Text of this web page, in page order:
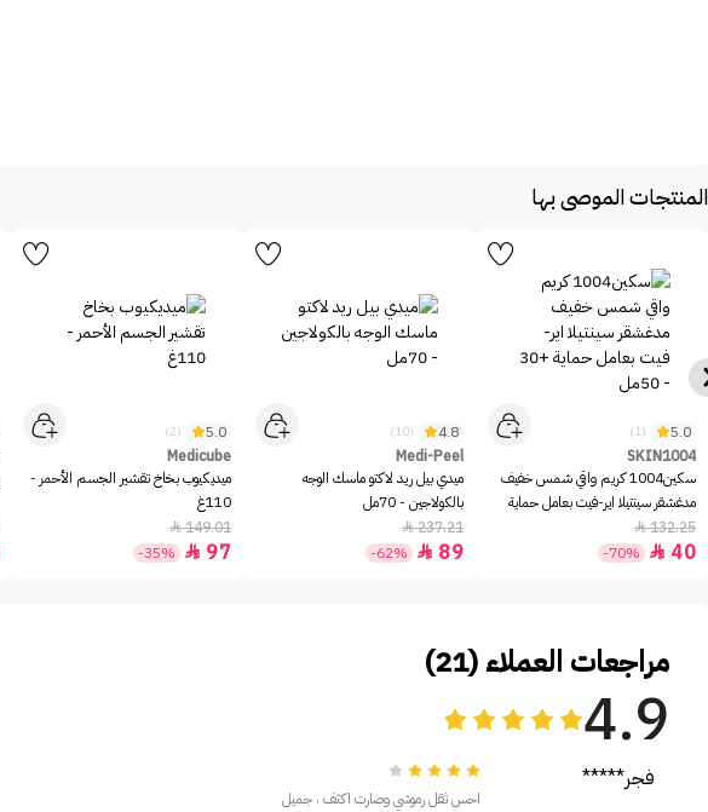
المنتجات الموصى بها
5.0
(1)
SKIN1004
سكين1004 كريم واقي شمس خفيف
مدغشقر سينتيلا اير-فيت بعامل حماية
+30 - 50مل
132.25

40

-70%
4.8
(10)
Medi-Peel
ميدي بيل ريد لاكتو ماسك الوجه
بالكولاجين - 70مل
237.21

89

-62%
5.0
(2)
Medicube
ميديكيوب بخاخ تقشير الجسم الأحمر -
110غ
149.01

97

-35%
مراجعات العملاء (21)
4.9
فجر*****
احس ثقل رموشي وصارت اكثف ، جميل